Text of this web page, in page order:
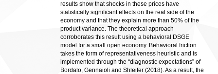
results show that shocks in these prices have
statistically significant effects on the real side of the
economy and that they explain more than 50% of the
product variance. The theoretical approach
corroborates this result using a behavioral DSGE
model for a small open economy. Behavioral friction
takes the form of representativeness heuristic and is
implemented through the “diagnostic expectations” of
Bordalo, Gennaioli and Shleifer (2018). As a result, the